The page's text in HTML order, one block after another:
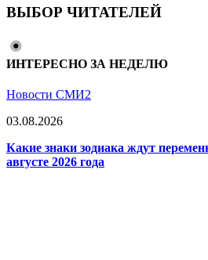
ВЫБОР ЧИТАТЕЛЕЙ
ИНТЕРЕСНО ЗА НЕДЕЛЮ
Новости СМИ2
03.08.2026
Какие знаки зодиака ждут
августе 2026 года